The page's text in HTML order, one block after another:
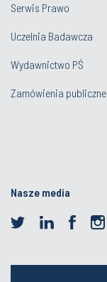
Serwis Prawo
Uczelnia Badawcza
Wydawnictwo PŚ
Zamówienia publiczne
Nasze media